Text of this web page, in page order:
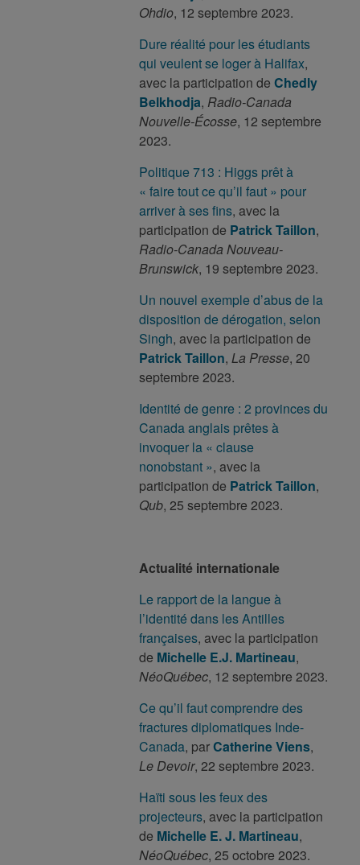
Ohdio, 12 septembre 2023.
Dure réalité pour les étudiants
qui veulent se loger à Halifax,
avec la participation de Chedly
Belkhodja, Radio-Canada
Nouvelle-Écosse, 12 septembre
2023.
Politique 713 : Higgs prêt à
« faire tout ce qu’il faut » pour
arriver à ses fins, avec la
participation de Patrick Taillon,
Radio-Canada Nouveau-
Brunswick, 19 septembre 2023.
Un nouvel exemple d’abus de la
disposition de dérogation, selon
Singh, avec la participation de
Patrick Taillon, La Presse, 20
septembre 2023.
Identité de genre : 2 provinces du
Canada anglais prêtes à
invoquer la « clause
nonobstant », avec la
participation de Patrick Taillon,
Qub, 25 septembre 2023.
Actualité internationale
Le rapport de la langue à
l’identité dans les Antilles
françaises, avec la participation
de Michelle E.J. Martineau,
NéoQuébec, 12 septembre 2023.
Ce qu’il faut comprendre des
fractures diplomatiques Inde-
Canada, parCatherine Viens,
Le Devoir, 22 septembre 2023.
Haïti sous les feux des
projecteurs, avec la participation
de Michelle E. J. Martineau,
NéoQuébec, 25 octobre 2023.